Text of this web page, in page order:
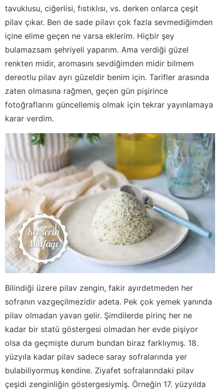
tavuklusu, ciğerlisi, fıstıklısı, vs. derken onlarca çeşit
pilav çıkar. Ben de sade pilavı çok fazla sevmediğimden
içine elime geçen ne varsa eklerim. Hiçbir şey
bulamazsam şehriyeli yaparım. Ama verdiği güzel
renkten midir, aromasını sevdiğimden midir bilmem
dereotlu pilav ayrı güzeldir benim için. Tarifler arasında
zaten olmasına rağmen, geçen gün pişirince
fotoğraflarını güncellemiş olmak için tekrar yayınlamaya
karar verdim.
Bilindiği üzere pilav zengin, fakir ayırdetmeden her
sofranın vazgeçilmezidir adeta. Pek çok yemek yanında
pilav olmadan yavan gelir. Şimdilerde pirinç her ne
kadar bir statü göstergesi olmadan her evde pişiyor
olsa da geçmişte durum bundan biraz farklıymış. 18.
yüzyıla kadar pilav sadece saray sofralarında yer
bulabiliyormuş kendine. Ziyafet sofralarındaki pilav
çeşidi zenginliğin göstergesiymiş. Örneğin 17. yüzyılda